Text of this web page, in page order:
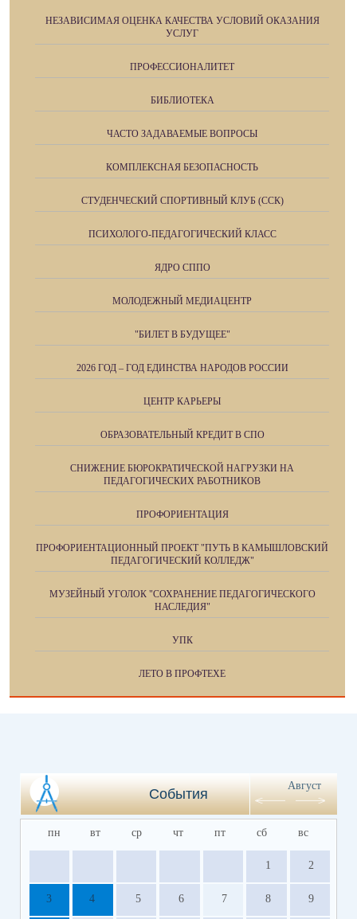
НЕЗАВИСИМАЯ ОЦЕНКА КАЧЕСТВА УСЛОВИЙ ОКАЗАНИЯ
УСЛУГ
ПРОФЕССИОНАЛИТЕТ
БИБЛИОТЕКА
ЧАСТО ЗАДАВАЕМЫЕ ВОПРОСЫ
КОМПЛЕКСНАЯ БЕЗОПАСНОСТЬ
СТУДЕНЧЕСКИЙ СПОРТИВНЫЙ КЛУБ (ССК)
ПСИХОЛОГО-ПЕДАГОГИЧЕСКИЙ КЛАСС
ЯДРО СППО
МОЛОДЕЖНЫЙ МЕДИАЦЕНТР
"БИЛЕТ В БУДУЩЕЕ"
2026 ГОД – ГОД ЕДИНСТВА НАРОДОВ РОССИИ
ЦЕНТР КАРЬЕРЫ
ОБРАЗОВАТЕЛЬНЫЙ КРЕДИТ В СПО
СНИЖЕНИЕ БЮРОКРАТИЧЕСКОЙ НАГРУЗКИ НА
ПЕДАГОГИЧЕСКИХ РАБОТНИКОВ
ПРОФОРИЕНТАЦИЯ
ПРОФОРИЕНТАЦИОННЫЙ ПРОЕКТ "ПУТЬ В КАМЫШЛОВСКИЙ
ПЕДАГОГИЧЕСКИЙ КОЛЛЕДЖ"
МУЗЕЙНЫЙ УГОЛОК "СОХРАНЕНИЕ ПЕДАГОГИЧЕСКОГО
НАСЛЕДИЯ"
УПК
ЛЕТО В ПРОФТЕХЕ
События
Август
пн вт ср чт пт сб вс
1 2
3 4 5 6 7 8 9